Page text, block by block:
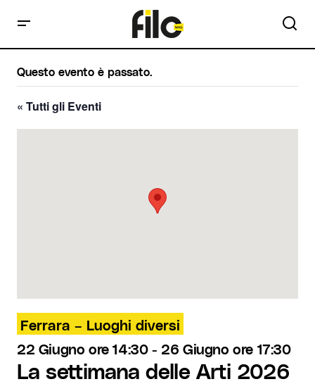
Questo evento è passato.
« Tutti gli Eventi
Ferrara – Luoghi diversi
22 Giugno ore 14:30- 26 Giugno ore 17:30
La settimana delle Arti 2026